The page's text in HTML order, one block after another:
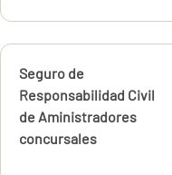
Calcúlalo ahora
Seguro de
Responsabilidad Civil
de Aministradores
concursales